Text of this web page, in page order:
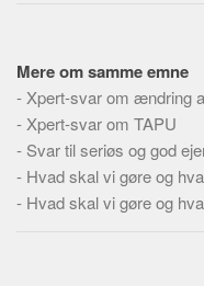
Dokumenttyper
Emner
Skribenter
Personer
Mere om samme emne
- Xpert-svar om ændring
- Xpert-svar om TAPU
- Svar til seriøs og god
- Hvad skal vi gøre og
- Hvad skal vi gøre og